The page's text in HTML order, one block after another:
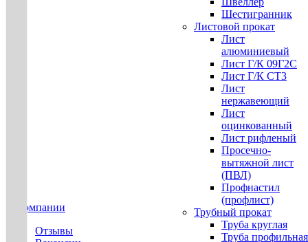
О компании
Отзывы
Шестигранник
Листовой прокат
Лист
алюминиевый
Лист Г/К 09Г2С
Лист Г/К СТ3
Лист
нержавеющий
Лист
оцинкованный
Лист рифленый
Просечно-
вытяжной лист
(ПВЛ)
Профнастил
(профлист)
Трубный прокат
Труба круглая
Труба профильная